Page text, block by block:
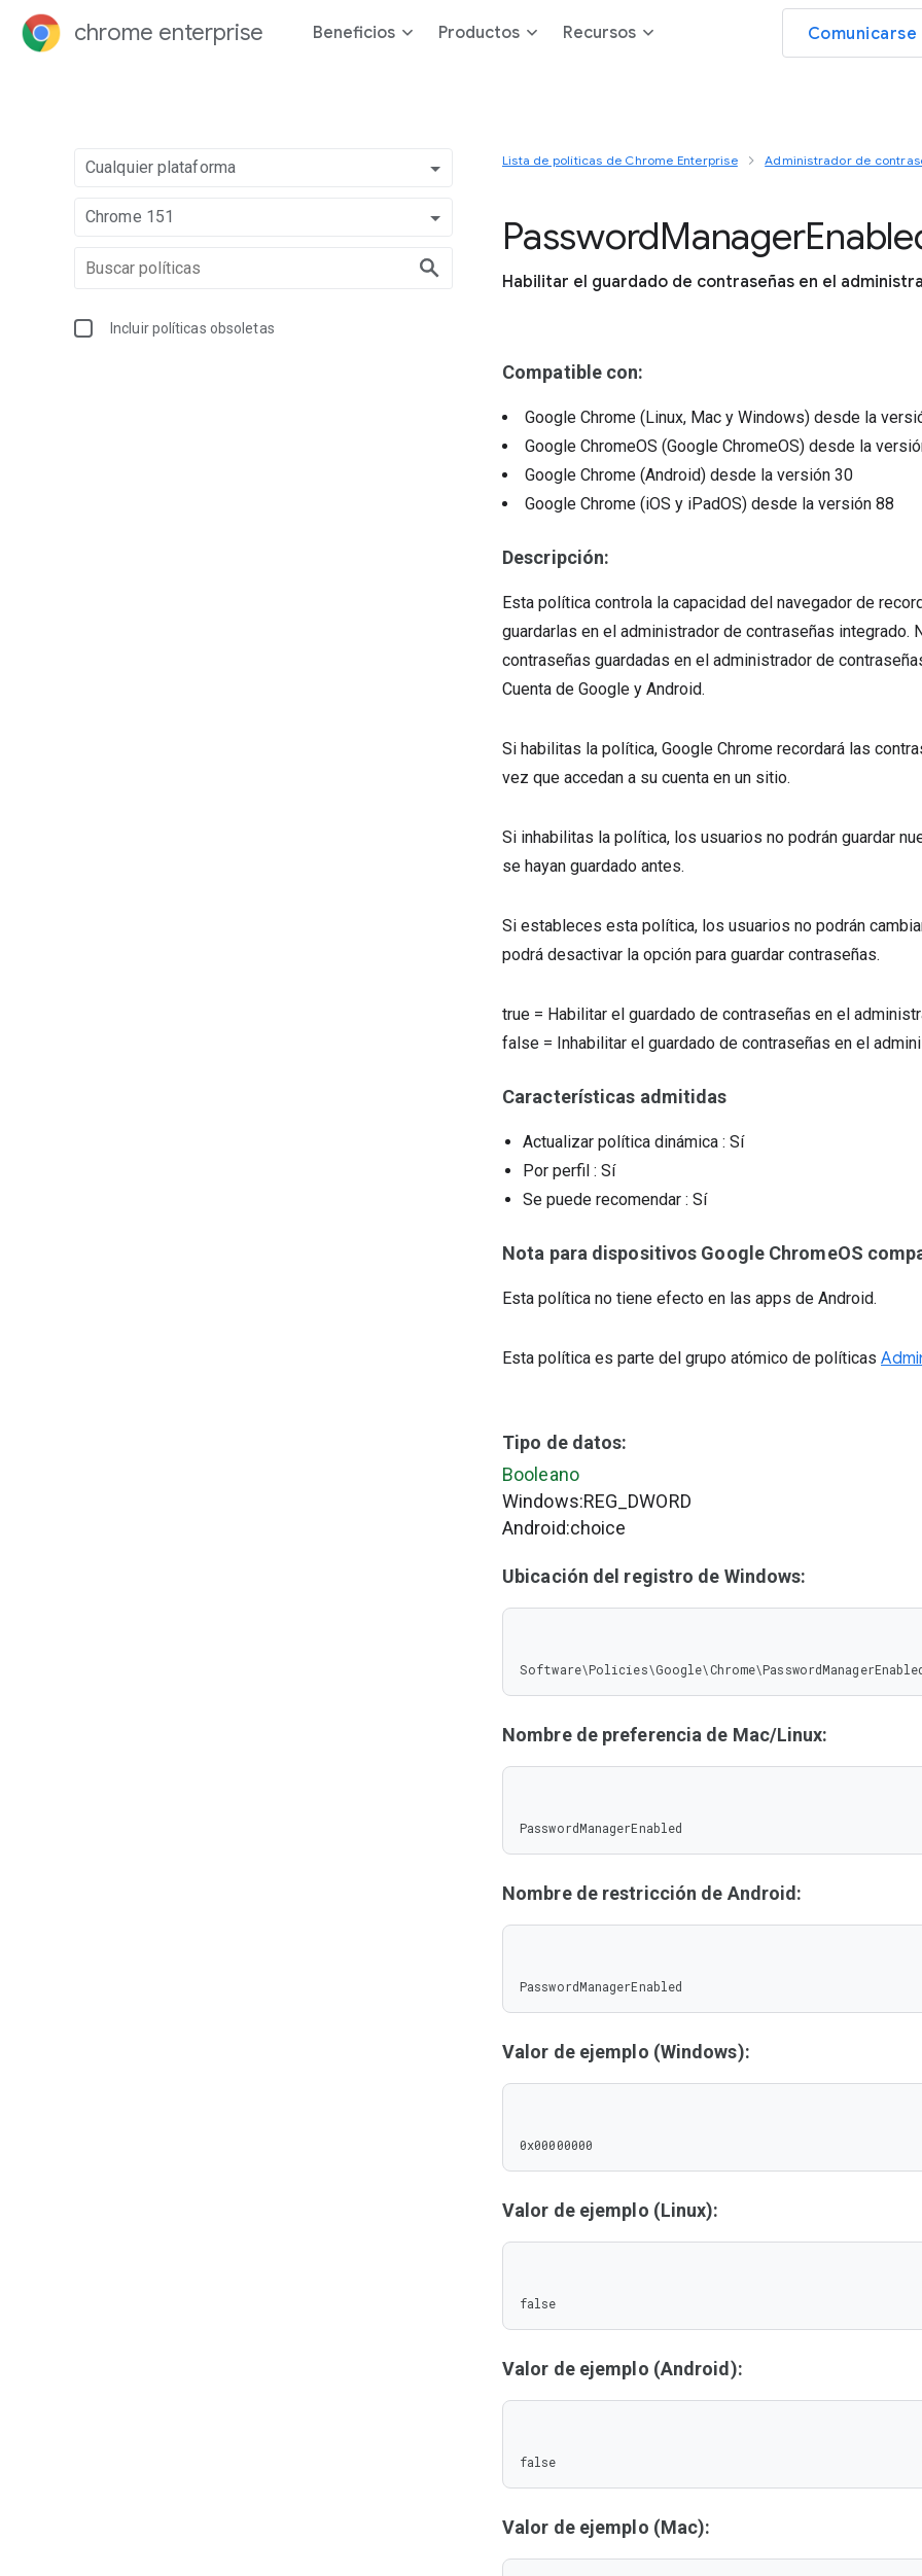
chrome enterprise Beneficios Productos Recursos
Cualquier plataforma
Chrome 151
Incluir políticas obsoletas
Lista de políticas de Chrome Enterprise Administrador de
PasswordManager
Habilitar el guardado de contraseñas en el
Compatible con:
Google Chrome (Linux, Mac y Windows) desde la
Google ChromeOS (Google ChromeOS) desde la
Google Chrome (Android) desde la versión 30
Google Chrome (iOS y iPadOS) desde la versión 88
Descripción:
Esta política controla la capacidad del navegador de
guardarlas en el administrador de contraseñas
contraseñas guardadas en el administrador de
Cuenta de Google y Android.
Si habilitas la política, Google Chrome recordará las
vez que accedan a su cuenta en un sitio.
Si inhabilitas la política, los usuarios no podrán guardar
se hayan guardado antes.
Si estableces esta política, los usuarios no podrán
podrá desactivar la opción para guardar contraseñas.
true = Habilitar el guardado de contraseñas en el
false = Inhabilitar el guardado de contraseñas en el
Características admitidas
Actualizar política dinámica : Sí
Por perfil : Sí
Se puede recomendar : Sí
Nota para dispositivos Google ChromeOS
Esta política no tiene efecto en las apps de Android.
Esta política es parte del grupo atómico de políticas
Tipo de datos:
Booleano
Windows:REG_DWORD
Android:choice
Ubicación del registro de Windows:
Nombre de preferencia de Mac/Linux:
PasswordManagerEnabled
Nombre de restricción de Android:
PasswordManagerEnabled
Valor de ejemplo (Windows):
0x00000000
Valor de ejemplo (Linux):
false
Valor de ejemplo (Android):
false
Valor de ejemplo (Mac):